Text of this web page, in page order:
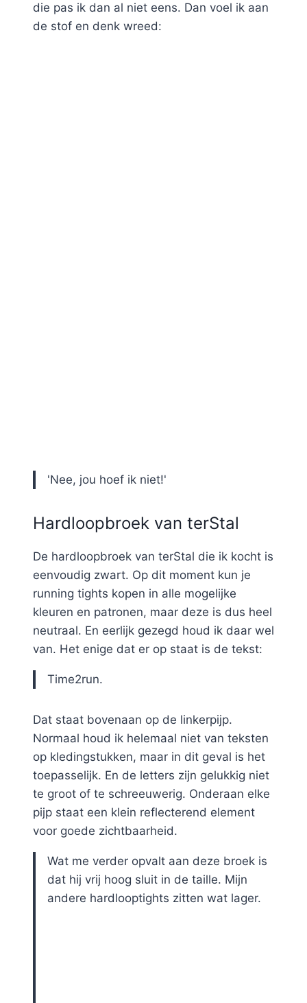
die pas ik dan al niet eens. Dan voel ik aan
de stof en denk wreed:
'Nee, jou hoef ik niet!'
Hardloopbroek van terStal
De hardloopbroek van terStal die ik kocht is
eenvoudig zwart. Op dit moment kun je
running tights kopen in alle mogelijke
kleuren en patronen, maar deze is dus heel
neutraal. En eerlijk gezegd houd ik daar wel
van. Het enige dat er op staat is de tekst:
Time2run.
Dat staat bovenaan op de linkerpijp.
Normaal houd ik helemaal niet van teksten
op kledingstukken, maar in dit geval is het
toepasselijk. En de letters zijn gelukkig niet
te groot of te schreeuwerig. Onderaan elke
pijp staat een klein reflecterend element
voor goede zichtbaarheid.
Wat me verder opvalt aan deze broek is
dat hij vrij hoog sluit in de taille. Mijn
andere hardlooptights zitten wat lager.